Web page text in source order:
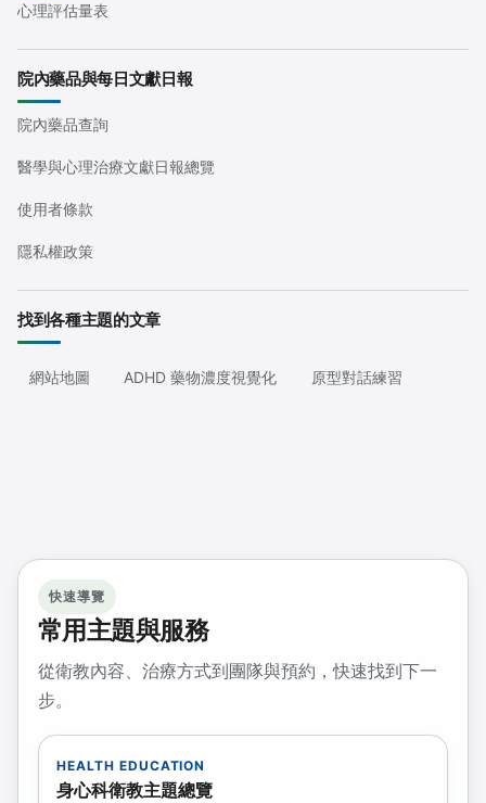
心理評估量表
院內藥品與每日文獻日報
院內藥品查詢
醫學與心理治療文獻日報總覽
使用者條款
隱私權政策
找到各種主題的文章
網站地圖 ADHD 藥物濃度視覺化 原型對話練習
快速導覽
常用主題與服務
從衛教內容、治療方式到團隊與預約，快速找到下一
步。
HEALTH EDUCATION
身心科衛教主題總覽